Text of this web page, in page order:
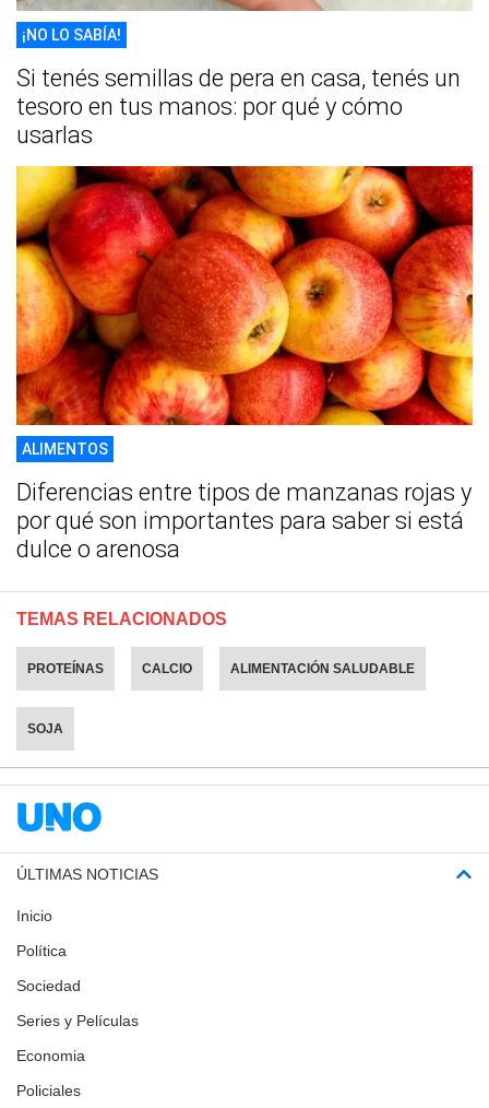
¡NO LO SABÍA!
Si tenés semillas de pera en casa, tenés un
tesoro en tus manos: por qué y cómo
usarlas
ALIMENTOS
Diferencias entre tipos de manzanas rojas y
por qué son importantes para saber si está
dulce o arenosa
TEMAS RELACIONADOS
PROTEÍNAS CALCIO ALIMENTACIÓN SALUDABLE
SOJA
ÚLTIMAS NOTICIAS
Inicio
Política
Sociedad
Series y Películas
Economia
Policiales